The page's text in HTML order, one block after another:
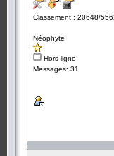
Classement : 20648/
Néophyte
Hors ligne
Messages: 31